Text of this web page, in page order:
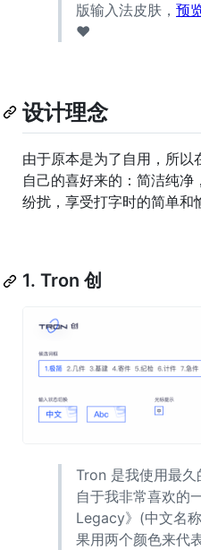
版输入法皮肤， 预
❤️
设计理念
由于原本是为了自用，所
自己的喜好来的：简洁纯
纷扰，享受打字时的简单和
1. Tron 创
Tron 是我使用最
自于我非常喜欢的
Legacy》(中文名
果用两个颜色来代